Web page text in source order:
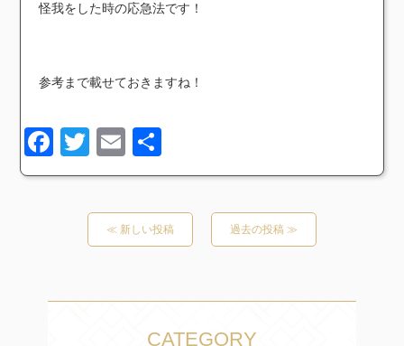
怪我をした時の応急法です！
参考まで載せておきますね！
Facebook
TwitterEmail
有
≪ 新しい投稿 過去の投稿 ≫
CATEGORY